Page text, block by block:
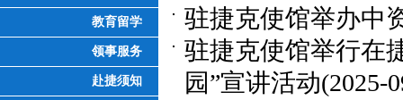
教育留学
领事服务
赴捷须知
驻捷克使馆举办中
驻捷克使馆举行在
园”宣讲活动(2025-